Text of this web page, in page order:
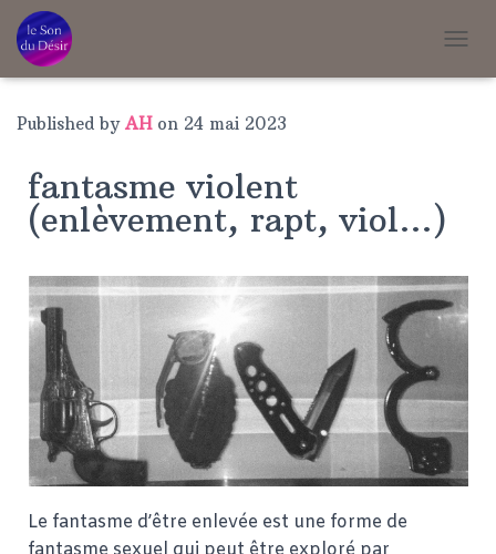
O
A
T
I
Published by AHon 24 mai 2023
fantasme violent
(enlèvement, rapt, viol…)
Le fantasme d’être enlevée est une forme de